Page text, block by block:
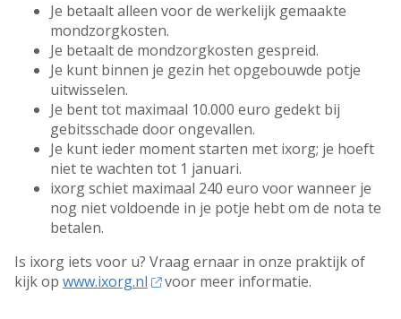
Je betaalt alleen voor de werkelijk gemaakte
mondzorgkosten.
Je betaalt de mondzorgkosten gespreid.
Je kunt binnen je gezin het opgebouwde potje
uitwisselen.
Je bent tot maximaal 10.000 euro gedekt bij
gebitsschade door ongevallen.
Je kunt ieder moment starten met ixorg; je hoeft
niet te wachten tot 1 januari.
ixorg schiet maximaal 240 euro voor wanneer je
nog niet voldoende in je potje hebt om de nota te
betalen.
Is ixorg iets voor u? Vraag ernaar in onze praktijk of
kijk op www.ixorg.nl voor meer informatie.